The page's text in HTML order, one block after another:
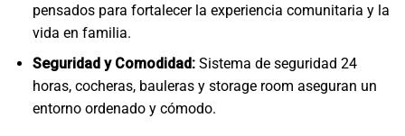
pensados para fortalecer la experiencia comunitaria y la
vida en familia.
Seguridad y Comodidad:Sistema de seguridad 24
horas, cocheras, bauleras y storage room aseguran un
entorno ordenado y cómodo.